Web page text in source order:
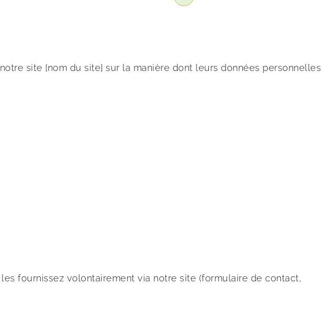
site [nom du site] sur la manière dont leurs données personnelles
fournissez volontairement via notre site (formulaire de contact,